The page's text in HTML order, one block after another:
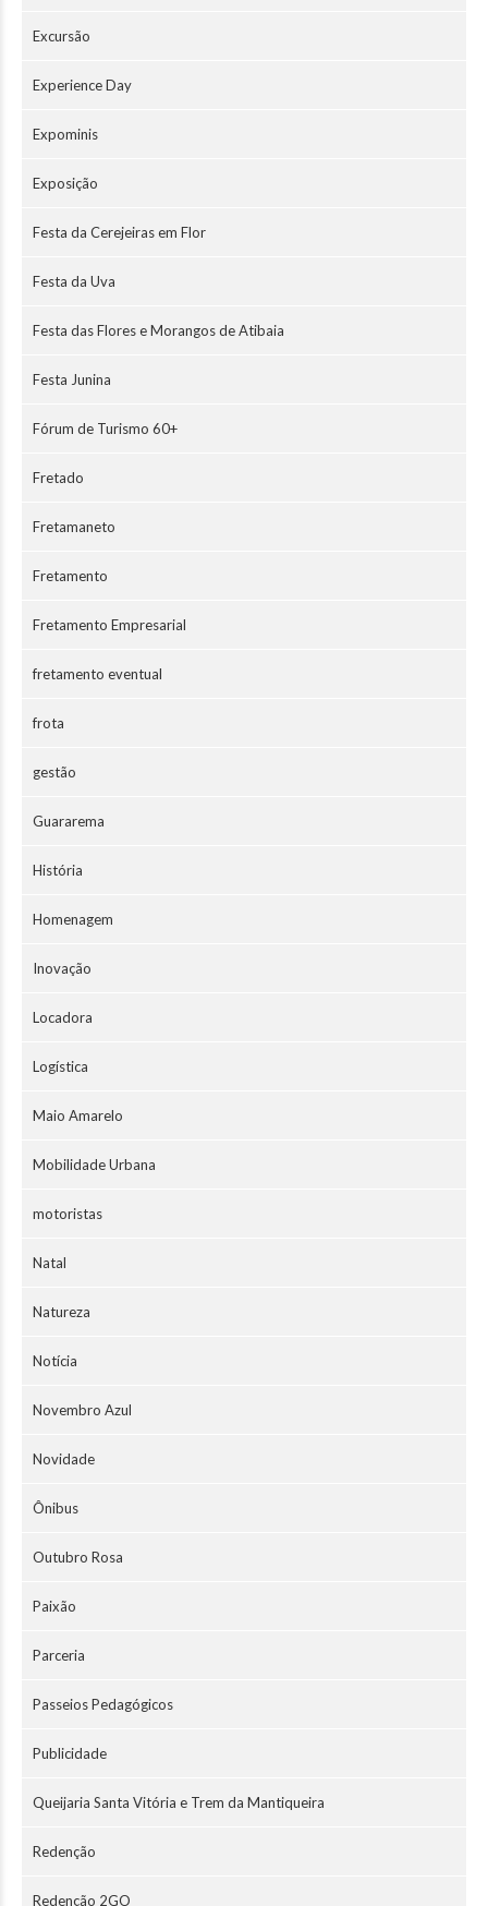
Excursão
Experience Day
Expominis
Exposição
Festa da Cerejeiras em Flor
Festa da Uva
Festa das Flores e Morangos de Atibaia
Festa Junina
Fórum de Turismo 60+
Fretado
Fretamaneto
Fretamento
Fretamento Empresarial
fretamento eventual
frota
gestão
Guararema
História
Homenagem
Inovação
Locadora
Logística
Maio Amarelo
Mobilidade Urbana
motoristas
Natal
Natureza
Notícia
Novembro Azul
Novidade
Ônibus
Outubro Rosa
Paixão
Parceria
Passeios Pedagógicos
Publicidade
Queijaria Santa Vitória e Trem da Mantiqueira
Redenção
Redenção 2GO